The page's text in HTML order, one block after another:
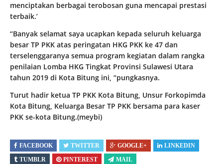
menciptakan berbagai terobosan guna mencapai prestasi
terbaik.’
“Banyak selamat saya ucapkan kepada seluruh keluarga
besar TP PKK atas peringatan HKG PKK ke 47 dan
terselenggaranya semua program kegiatan dalam rangka
penilaian Lomba HKG Tingkat Provinsi Sulawesi Utara
tahun 2019 di Kota Bitung ini, “pungkasnya.
Turut hadir ketua TP PKK Kota Bitung, Unsur Forkopimda
Kota Bitung, Keluarga Besar TP PKK bersama para kaser
PKK se-kota Bitung.(meybi)
FACEBOOK TWITTER GOOGLE+
LINKEDIN
TUMBLR
PINTEREST MAIL